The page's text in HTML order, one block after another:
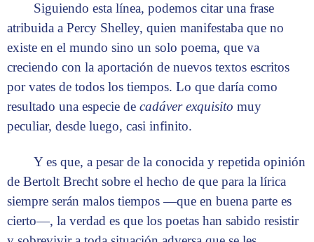
Siguiendo esta línea, podemos citar una frase
atribuida a Percy Shelley, quien manifestaba que no
existe en el mundo sino un solo poema, que va
creciendo con la aportación de nuevos textos escritos
por vates de todos los tiempos. Lo que daría como
resultado una especie de cadáver exquisito muy
peculiar, desde luego, casi infinito.
Y es que, a pesar de la conocida y repetida opinión
de Bertolt Brecht sobre el hecho de que para la lírica
siempre serán malos tiempos —que en buena parte es
cierto—, la verdad es que los poetas han sabido resistir